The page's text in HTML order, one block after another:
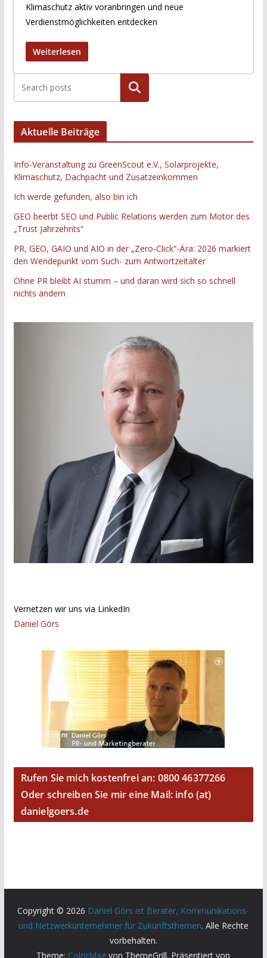
Klimaschutz aktiv voranbringen und neue
Verdienstmöglichkeiten entdecken
Weiterlesen
Suchen
Aktuelle Beiträge
Info-Veranstaltung zu GreenScout e.V., Solarprojekte,
Klimaschutz, Dachpacht und Zusatzeinkommen
Ich werde gefunden, also bin ich
GEO beerbt SEO und Public Relations werden zum Motor des
„Trust Jahrzehnts“
PR, GEO, GAIO und AIO in der „Zero-Click“-Ära: 2026 markiert
den Wendepunkt vom Such- zum Antwortzeitalter
Ohne PR bleibt AI stumm – und daran wird sich so schnell
nichts ändern
Vernetzen wir uns via LinkedIn
Daniel Görs
Rufen Sie mich kostenfrei an: 0800 46377266
Oder schreiben Sie mir eine Mail: info (at)
danielgoers.de
Copyright © 2026 Daniel Görs ist Berater, Kommunikations-
und Netzwerkunternehmer für Zukunftsthemen. Alle Rechte
vorbehalten.
Theme: ColorMag von ThemeGrill. Präsentiert von